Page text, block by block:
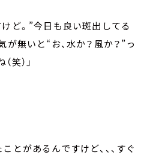
ど。”今日も良い斑出してる
無いと“お、水か？風か？”っ
笑）」
とがあるんですけど、、、すぐ